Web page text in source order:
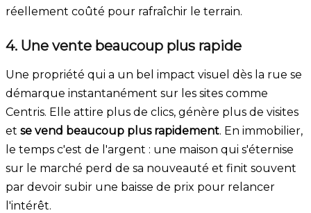
réellement coûté pour rafraîchir le terrain.
4. Une vente beaucoup plus rapide
Une propriété qui a un bel impact visuel dès la rue se
démarque instantanément sur les sites comme
Centris. Elle attire plus de clics, génère plus de visites
et se vend beaucoup plus rapidement. En immobilier,
le temps c'est de l'argent : une maison qui s'éternise
sur le marché perd de sa nouveauté et finit souvent
par devoir subir une baisse de prix pour relancer
l'intérêt.